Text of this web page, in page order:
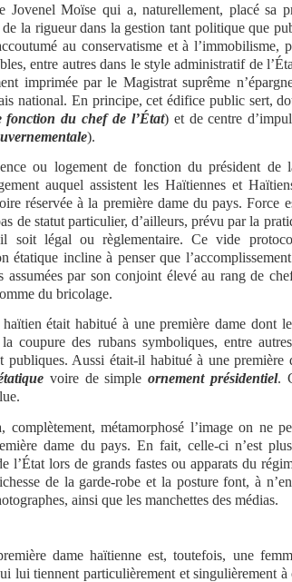
Jovenel Moïse qui a, naturellement, placé sa
la rigueur dans la gestion tant politique que
au conservatisme et à l’immobilisme,
entre autres dans le style administratif de
imprimée par le Magistrat suprême
national. En principe, cet édifice public sert,
fonction du chef de l’État) et de centre
).
ou logement de fonction du président de
auquel assistent les Haïtiennes et
réservée à la première dame du pays. Force
de statut particulier, d’ailleurs, prévu par la
soit légal ou règlementaire. Ce vide
étatique incline à penser que
assumées par son conjoint élevé au rang de
du bricolage.
était habitué à une première dame dont
coupure des rubans symboliques, entre
publiques. Aussi était-il habitué à une première
voire de simpleornement présidentiel.
métamorphosé l’image on ne
dame du pays. En fait, celle-ci n’est
l’État lors de grands fastes ou apparats du
de la garde-robe et la posture font, à
ainsi que les manchettes des médias.
dame haïtienne est, toutefois, une
lui tiennent particulièrement et singulièrement